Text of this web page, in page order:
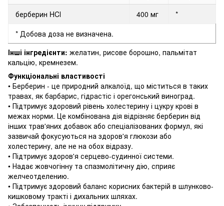
берберин HCl
400 мг
*
* Добова доза не визначена.
Інші інгредієнти: желатин, рисове борошно, пальмітат
кальцію, кремнезем.
Функціональні властивості
• Берберин - це природний алкалоїд, що міститься в таких
травах, як барбарис, гідрастіс і орегонський виноград.
• Підтримує здоровий рівень холестерину і цукру крові в
межах норми. Це комбінована дія відрізняє берберин від
інших трав'яних добавок або спеціалізованих формул, які
зазвичай фокусуються на здоров'я глюкози або
холестерину, але не на обох відразу.
• Підтримує здоров'я серцево-судинної системи.
• Надає жовчогінну та спазмолітичну дію, сприяє
желчеотделению.
• Підтримує здоровий баланс корисних бактерій в шлунково-
кишковому тракті і дихальних шляхах.